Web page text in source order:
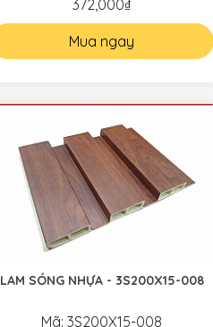
372,000₫
Mua ngay
LAM SÓNG NHỰA - 3S200X15-008
Mã: 3S200X15-008